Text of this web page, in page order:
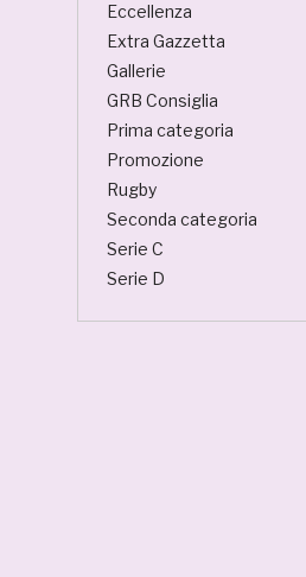
Eccellenza
Extra Gazzetta
Gallerie
GRB Consiglia
Prima categoria
Promozione
Rugby
Seconda categoria
Serie C
Serie D